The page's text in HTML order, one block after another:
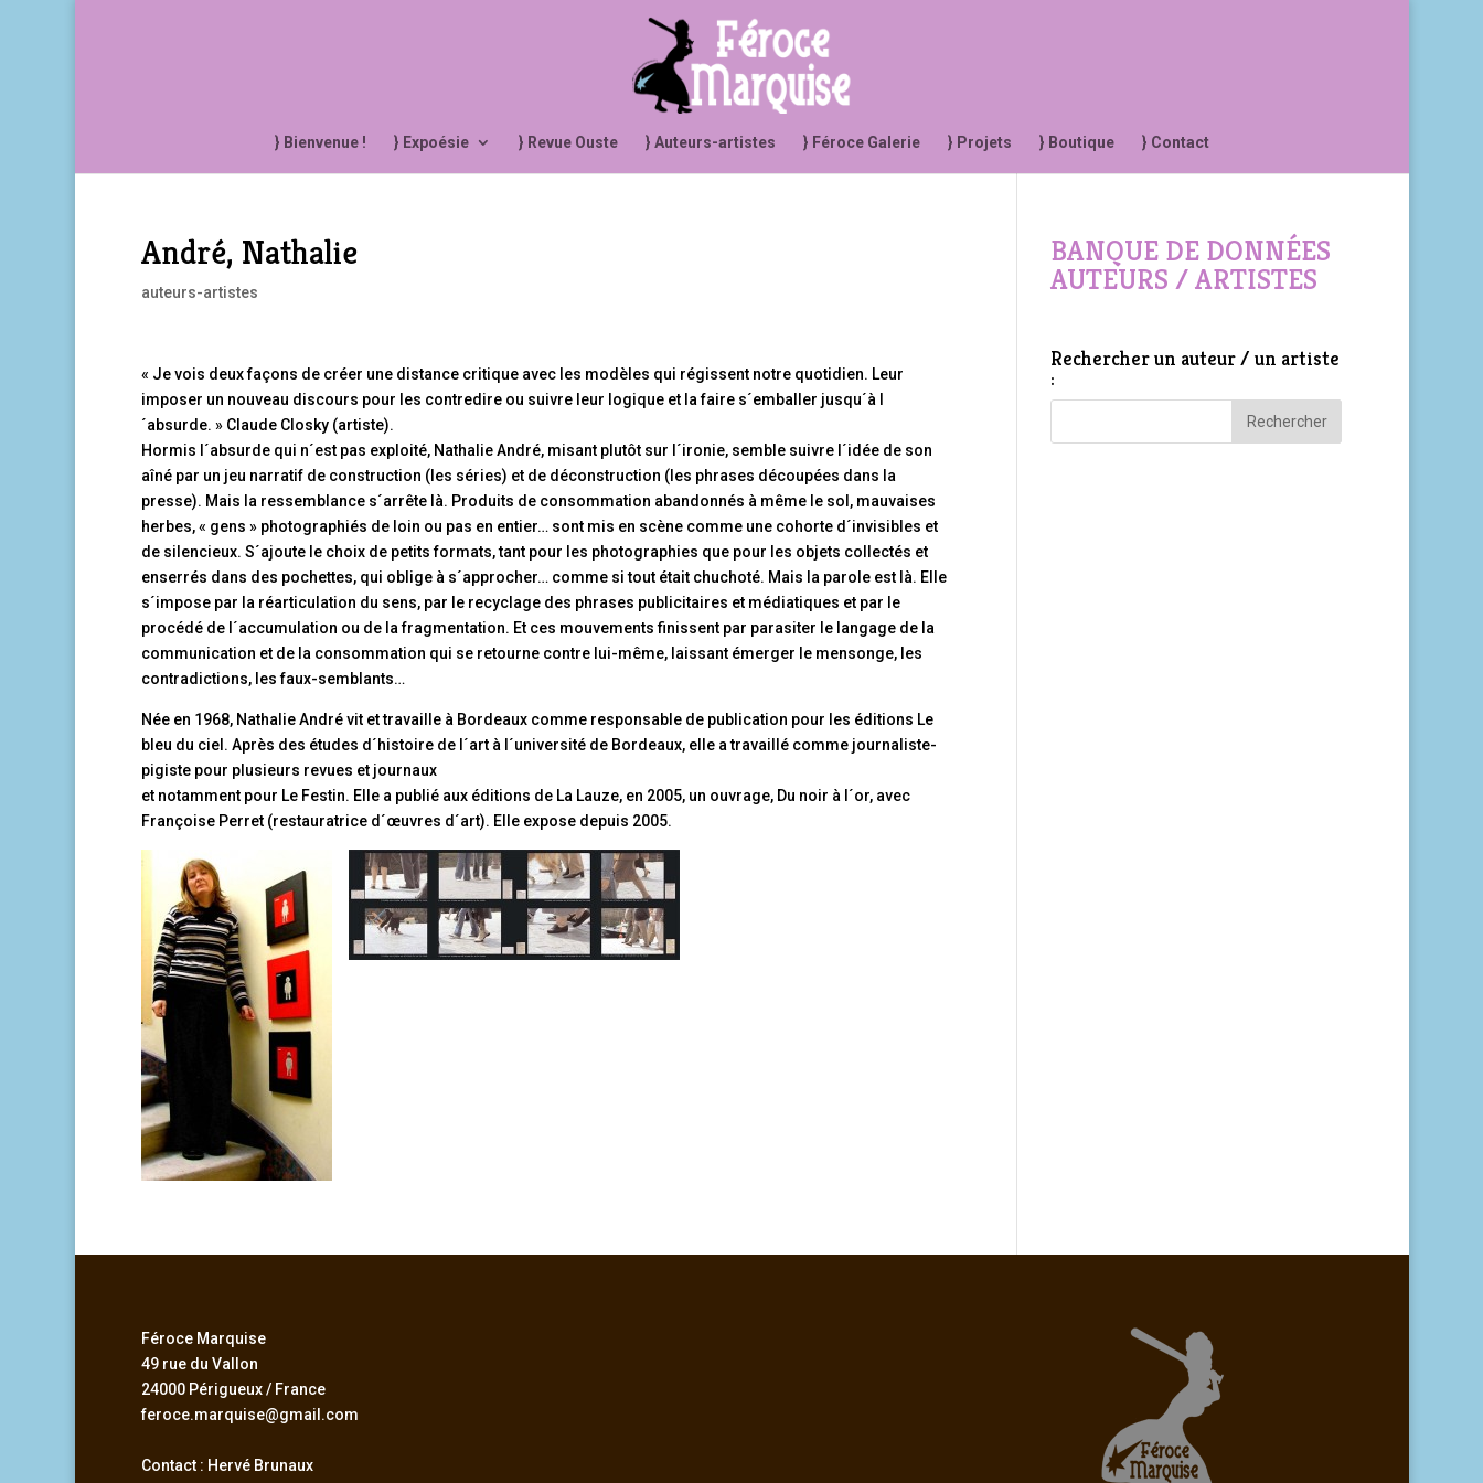
} Bienvenue ! } Expoésie } Revue Ouste } Auteurs-artistes } Féroce Galerie } Projets } Boutique } Contact
André, Nathalie
auteurs-artistes
« Je vois deux façons de créer une distance critique avec les modèles qui régissent notre quotidien. Leur
imposer un nouveau discours pour les contredire ou suivre leur logique et la faire s´emballer jusqu´à l
´absurde. » Claude Closky (artiste).
Hormis l´absurde qui n´est pas exploité, Nathalie André, misant plutôt sur l´ironie, semble suivre l´idée de son
aîné par un jeu narratif de construction (les séries) et de déconstruction (les phrases découpées dans la
presse). Mais la ressemblance s´arrête là. Produits de consommation abandonnés à même le sol, mauvaises
herbes, « gens » photographiés de loin ou pas en entier… sont mis en scène comme une cohorte d´invisibles et
de silencieux. S´ajoute le choix de petits formats, tant pour les photographies que pour les objets collectés et
enserrés dans des pochettes, qui oblige à s´approcher… comme si tout était chuchoté. Mais la parole est là. Elle
s´impose par la réarticulation du sens, par le recyclage des phrases publicitaires et médiatiques et par le
procédé de l´accumulation ou de la fragmentation. Et ces mouvements finissent par parasiter le langage de la
communication et de la consommation qui se retourne contre lui-même, laissant émerger le mensonge, les
contradictions, les faux-semblants…
Née en 1968, Nathalie André vit et travaille à Bordeaux comme responsable de publication pour les éditions Le
bleu du ciel. Après des études d´histoire de l´art à l´université de Bordeaux, elle a travaillé comme journaliste-
pigiste pour plusieurs revues et journaux
et notamment pour Le Festin. Elle a publié aux éditions de La Lauze, en 2005, un ouvrage, Du noir à l´or, avec
Françoise Perret (restauratrice d´œuvres d´art). Elle expose depuis 2005.
BANQUE DE DONNÉES
AUTEURS / ARTISTES
Rechercher un auteur / un artiste
:
Féroce Marquise
49 rue du Vallon
24000 Périgueux / France
feroce.marquise@gmail.com
Contact : Hervé Brunaux